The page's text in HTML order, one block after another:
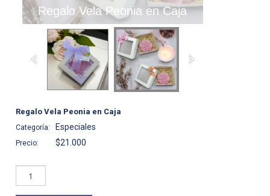
Regalo Vela Peonia en Caja
Regalo Vela Peonia en Caja
Categoría: Especiales
Precio: $21.000